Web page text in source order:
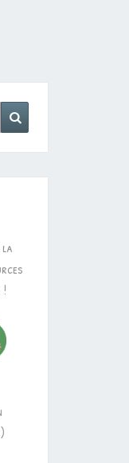
la
!